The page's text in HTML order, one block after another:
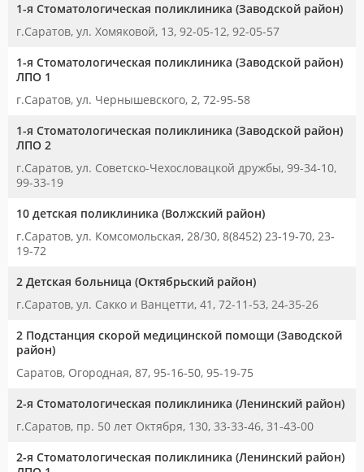
1-я Стоматологическая поликлиника (Заводской район)
г.Саратов, ул. Хомяковой, 13, 92-05-12, 92-05-57
1-я Стоматологическая поликлиника (Заводской район)
ЛПО 1
г.Саратов, ул. Чернышевского, 2, 72-95-58
1-я Стоматологическая поликлиника (Заводской район)
ЛПО 2
г.Саратов, ул. Советско-Чехословацкой дружбы, 99-34-10,
99-33-19
10 детская поликлиника (Волжский район)
г.Саратов, ул. Комсомольская, 28/30, 8(8452) 23-19-70, 23-
19-72
2 Детская больница (Октябрьский район)
г.Саратов, ул. Сакко и Ванцетти, 41, 72-11-53, 24-35-26
2 Подстанция скорой медицинской помощи (Заводской
район)
Саратов, Огородная, 87, 95-16-50, 95-19-75
2-я Стоматологическая поликлиника (Ленинский район)
г.Саратов, пр. 50 лет Октября, 130, 33-33-46, 31-43-00
2-я Стоматологическая поликлиника (Ленинский район)